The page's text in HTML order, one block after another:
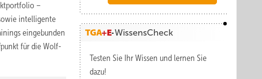
–
intelligente
eingebunden
für die Wolf-
WissensCheck
Testen Sie Ihr Wissen und lernen Sie
dazu!